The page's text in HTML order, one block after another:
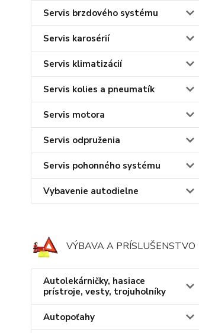
Servis brzdového systému
Servis karosérií
Servis klimatizácií
Servis kolies a pneumatík
Servis motora
Servis odpruženia
Servis pohonného systému
Vybavenie autodielne
VÝBAVA A PRÍSLUŠENSTVO
Autolekárničky, hasiace
prístroje, vesty, trojuholníky
Autopoťahy